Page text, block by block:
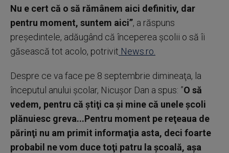
Nu e cert că o să rămânem aici definitiv, dar
pentru moment, suntem aici”, a răspuns
preşedintele, adăugând că începerea şcolii o să îi
găsească tot acolo, potrivit News.ro.
Despre ce va face pe 8 septembrie dimineaţa, la
începutul anului şcolar, Nicuşor Dan a spus: ”O să
vedem, pentru că ştiţi ca şi mine că unele şcoli
plănuiesc greva...Pentru moment pe reţeaua de
părinţi nu am primit informaţia asta, deci foarte
probabil ne vom duce toţi patru la şcoală, aşa